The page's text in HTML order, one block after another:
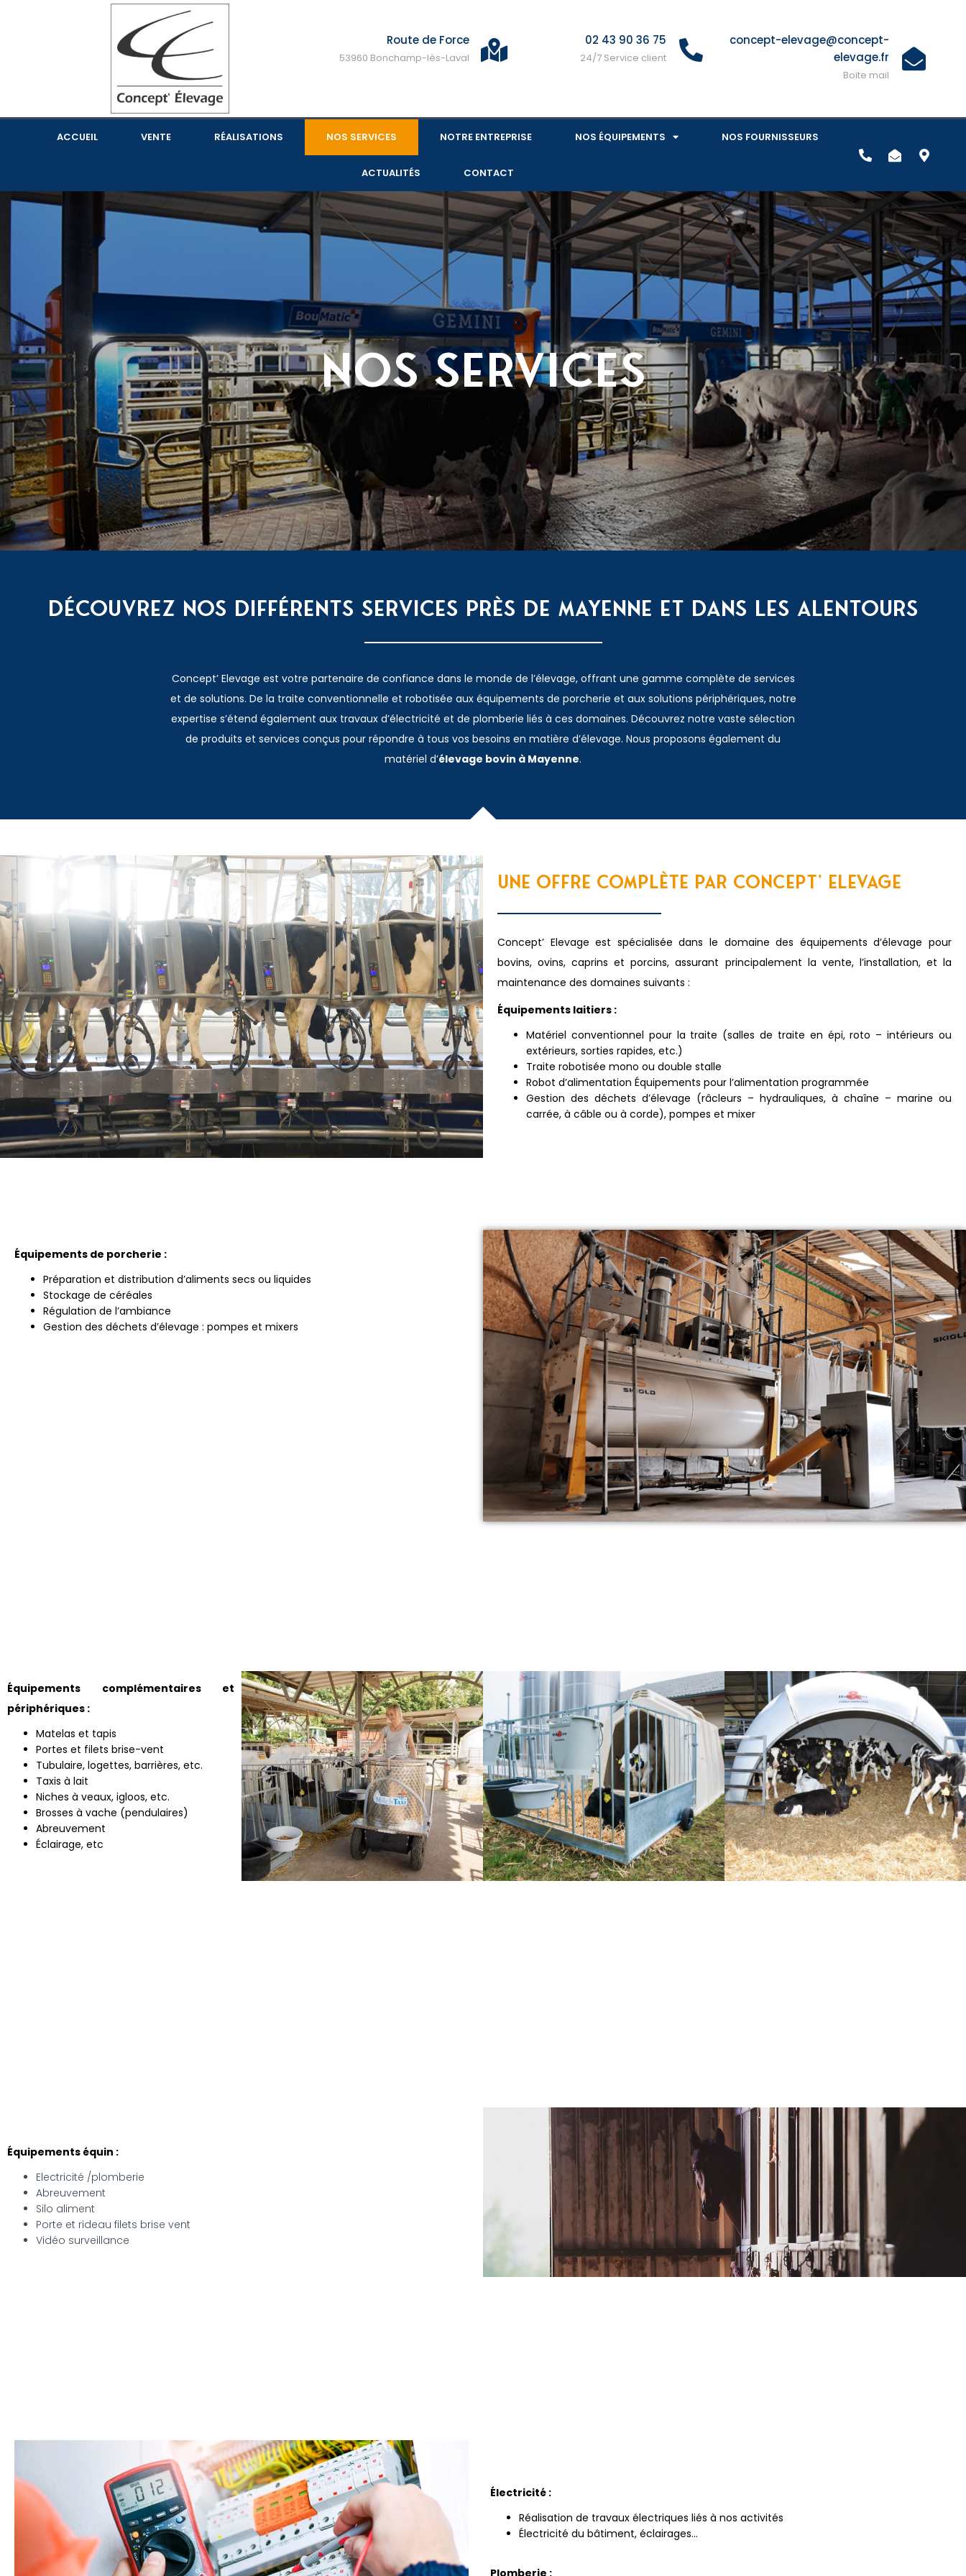
Route de Force
53960 Bonchamp-lès-Laval
02 43 90 36 75
24/7 Service client
concept-elevage@concept-
elevage.fr
Boite mail
ACCUEIL VENTE RÉALISATIONS NOS SERVICES NOTRE ENTREPRISE NOS ÉQUIPEMENTS NOS FOURNISSEURS
ACTUALITÉS CONTACT
NOS SERVICES
DÉCOUVREZ NOS DIFFÉRENTS SERVICES PRÈS DE MAYENNE ET DANS LES ALENTOURS
Concept’ Elevage est votre partenaire de confiance dans le monde de l’élevage, offrant une gamme complète de services
et de solutions. De la traite conventionnelle et robotisée aux équipements de porcherie et aux solutions périphériques, notre
expertise s’étend également aux travaux d’électricité et de plomberie liés à ces domaines. Découvrez notre vaste sélection
de produits et services conçus pour répondre à tous vos besoins en matière d’élevage. Nous proposons également du
matériel d’élevage bovin à Mayenne.
UNE OFFRE COMPLÈTE PAR CONCEPT' ELEVAGE
Concept’ Elevage est spécialisée dans le domaine des équipements d’élevage pour
bovins, ovins, caprins et porcins, assurant principalement la vente, l’installation, et la
maintenance des domaines suivants :
Équipements laitiers :
Matériel conventionnel pour la traite (salles de traite en épi, roto – intérieurs ou
extérieurs, sorties rapides, etc.)
Traite robotisée mono ou double stalle
Robot d’alimentation Équipements pour l’alimentation programmée
Gestion des déchets d’élevage (râcleurs – hydrauliques, à chaîne – marine ou
carrée, à câble ou à corde), pompes et mixer
Équipements de porcherie :
Préparation et distribution d’aliments secs ou liquides
Stockage de céréales
Régulation de l’ambiance
Gestion des déchets d’élevage : pompes et mixers
Équipements complémentaires et
périphériques :
Matelas et tapis
Portes et filets brise-vent
Tubulaire, logettes, barrières, etc.
Taxis à lait
Niches à veaux, igloos, etc.
Brosses à vache (pendulaires)
Abreuvement
Éclairage, etc
Équipements équin :
Electricité /plomberie
Abreuvement
Silo aliment
Porte et rideau filets brise vent
Vidéo surveillance
Électricité :
Réalisation de travaux électriques liés à nos activités
Électricité du bâtiment, éclairages…
Plomberie :